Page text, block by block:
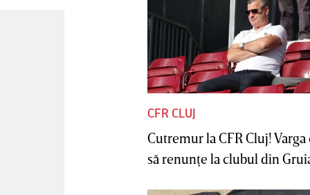
CFR CLUJ
Cutremur la CFR Cluj! Varga
să renunţe la clubul din